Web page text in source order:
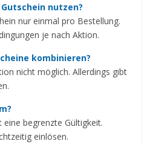
nutzen?
nur einmal pro Bestellung.
je nach Aktion.
kombinieren?
nicht möglich. Allerdings gibt
eine begrenzte Gültigkeit.
einlösen.